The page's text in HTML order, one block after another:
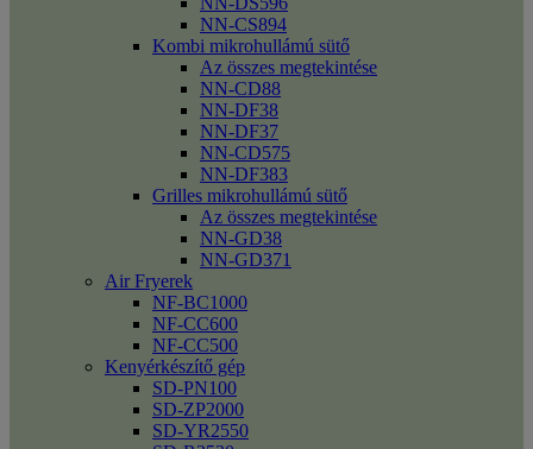
NN-CS894
Kombi mikrohullámú sütő
Az összes megtekintése
NN-CD88
NN-DF38
NN-DF37
NN-CD575
NN-DF383
Grilles mikrohullámú sütő
Az összes megtekintése
NN-GD38
NN-GD371
Air Fryerek
NF-BC1000
NF-CC600
NF-CC500
Kenyérkészítő gép
SD-PN100
SD-ZP2000
SD-YR2550